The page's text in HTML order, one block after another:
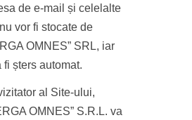
de e-mail și celelalte
vor fi stocate de
OMNES” SRL, iar
șters automat.
al Site-ului,
OMNES” S.R.L. va